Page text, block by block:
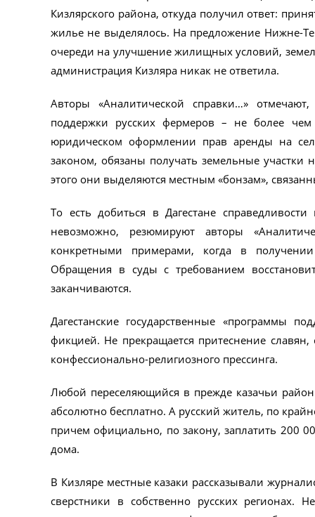
Кизлярского района, откуда получил ответ:
жилье не выделялось. На предложение Нижне-
очереди на улучшение жилищных условий,
администрация Кизляра никак не ответила.
Авторы «Аналитической справки…»
поддержки русских фермеров – не более
юридическом оформлении прав аренды на
законом, обязаны получать земельные
этого они выделяются местным «бонзам»,
То есть добиться в Дагестане
невозможно, резюмируют авторы
конкретными примерами, когда в
Обращения в суды с требованием
заканчиваются.
Дагестанские государственные «программы
фикцией. Не прекращается притеснение
конфессионально-религиозного прессинга.
Любой переселяющийся в прежде казачьи
абсолютно бесплатно. А русский житель, по
причем официально, по закону, заплатить 200
дома.
В Кизляре местные казаки рассказывали
сверстники в собственно русских регионах.